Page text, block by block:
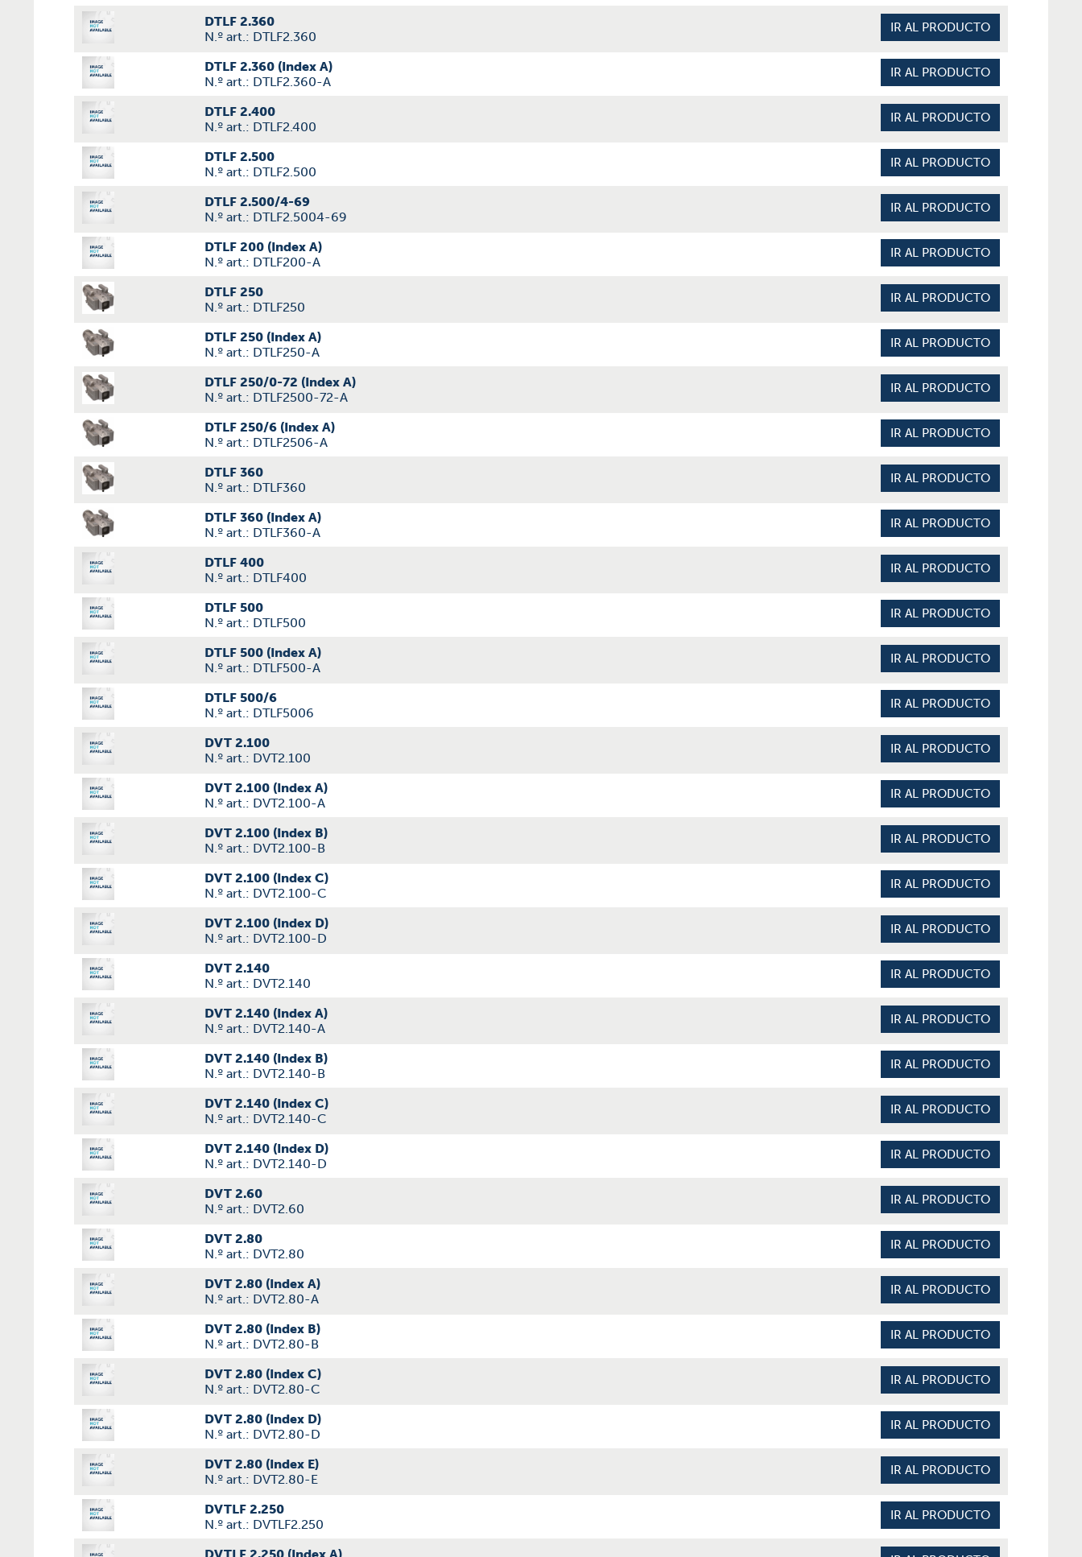
DTLF 2.360
N.º art.: DTLF2.360
IR AL PRODUCTO
DTLF 2.360 (Index A)
N.º art.: DTLF2.360-A
IR AL PRODUCTO
DTLF 2.400
N.º art.: DTLF2.400
IR AL PRODUCTO
DTLF 2.500
N.º art.: DTLF2.500
IR AL PRODUCTO
DTLF 2.500/4-69
N.º art.: DTLF2.5004-69
IR AL PRODUCTO
DTLF 200 (Index A)
N.º art.: DTLF200-A
IR AL PRODUCTO
DTLF 250
N.º art.: DTLF250
IR AL PRODUCTO
DTLF 250 (Index A)
N.º art.: DTLF250-A
IR AL PRODUCTO
DTLF 250/0-72 (Index A)
N.º art.: DTLF2500-72-A
IR AL PRODUCTO
DTLF 250/6 (Index A)
N.º art.: DTLF2506-A
IR AL PRODUCTO
DTLF 360
N.º art.: DTLF360
IR AL PRODUCTO
DTLF 360 (Index A)
N.º art.: DTLF360-A
IR AL PRODUCTO
DTLF 400
N.º art.: DTLF400
IR AL PRODUCTO
DTLF 500
N.º art.: DTLF500
IR AL PRODUCTO
DTLF 500 (Index A)
N.º art.: DTLF500-A
IR AL PRODUCTO
DTLF 500/6
N.º art.: DTLF5006
IR AL PRODUCTO
DVT 2.100
N.º art.: DVT2.100
IR AL PRODUCTO
DVT 2.100 (Index A)
N.º art.: DVT2.100-A
IR AL PRODUCTO
DVT 2.100 (Index B)
N.º art.: DVT2.100-B
IR AL PRODUCTO
DVT 2.100 (Index C)
N.º art.: DVT2.100-C
IR AL PRODUCTO
DVT 2.100 (Index D)
N.º art.: DVT2.100-D
IR AL PRODUCTO
DVT 2.140
N.º art.: DVT2.140
IR AL PRODUCTO
DVT 2.140 (Index A)
N.º art.: DVT2.140-A
IR AL PRODUCTO
DVT 2.140 (Index B)
N.º art.: DVT2.140-B
IR AL PRODUCTO
DVT 2.140 (Index C)
N.º art.: DVT2.140-C
IR AL PRODUCTO
DVT 2.140 (Index D)
N.º art.: DVT2.140-D
IR AL PRODUCTO
DVT 2.60
N.º art.: DVT2.60
IR AL PRODUCTO
DVT 2.80
N.º art.: DVT2.80
IR AL PRODUCTO
DVT 2.80 (Index A)
N.º art.: DVT2.80-A
IR AL PRODUCTO
DVT 2.80 (Index B)
N.º art.: DVT2.80-B
IR AL PRODUCTO
DVT 2.80 (Index C)
N.º art.: DVT2.80-C
IR AL PRODUCTO
DVT 2.80 (Index D)
N.º art.: DVT2.80-D
IR AL PRODUCTO
DVT 2.80 (Index E)
N.º art.: DVT2.80-E
IR AL PRODUCTO
DVTLF 2.250
N.º art.: DVTLF2.250
IR AL PRODUCTO